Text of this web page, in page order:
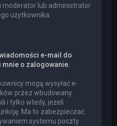
moderator lub administrator
użytkownika.
e-mail do
mnie o zalogowanie.
mogą wysyłać e-
przez wbudowany
i tylko wtedy, jeżeli
Ma to zabezpieczać
systemu poczty